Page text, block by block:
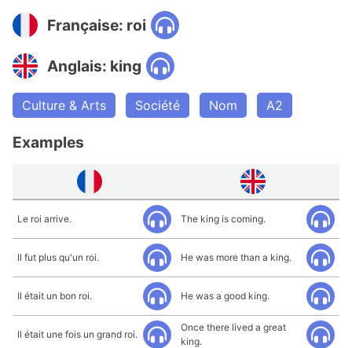
Française: roi
Anglais: king
Culture & Arts Société Nom A2
Examples
Le roi arrive. The king is coming.
Il fut plus qu'un roi. He was more than a king.
Il était un bon roi. He was a good king.
Il était une fois un grand roi.
Once there lived a great
king.